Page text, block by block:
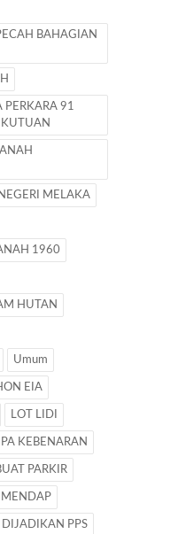
BAHAGIAN
PERKARA 91
MELAKA
1960
HUTAN
Umum
EIA
LOT LIDI
KEBENARAN
PARKIR
MENDAP
DIJADIKAN PPS